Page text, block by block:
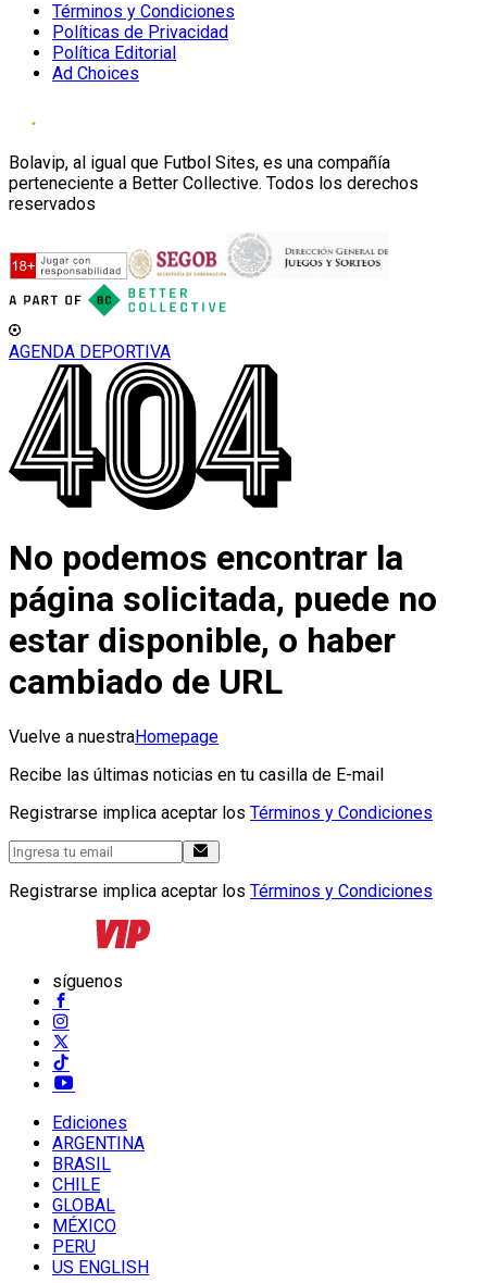
Términos y Condiciones
Políticas de Privacidad
Política Editorial
Ad Choices
Bolavip, al igual que Futbol Sites, es una compañía
perteneciente a Better Collective. Todos los derechos
reservados
AGENDA DEPORTIVA
No podemos encontrar la
página solicitada, puede no
estar disponible, o haber
cambiado de URL
Vuelve a nuestraHomepage
Recibe las últimas noticias en tu casilla de E-mail
Registrarse implica aceptar los Términos y Condiciones
Registrarse implica aceptar los Términos y Condiciones
síguenos
Ediciones
ARGENTINA
BRASIL
CHILE
GLOBAL
MÉXICO
PERU
US ENGLISH